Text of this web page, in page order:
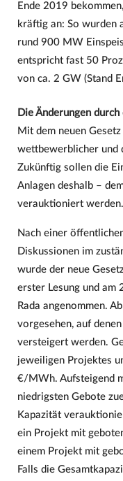
Ende 2019
kräftig an: So wurden
rund 900 MW
entspricht fast 50
von ca. 2 GW (Stand
Die Änderungen
Mit dem neuen
wettbewerblicher und
Zukünftig sollen die
Anlagen deshalb –
verauktioniert werden.
Nach einer
Diskussionen im
wurde der neue
erster Lesung und am
Rada angenommen.
vorgesehen, auf
versteigert werden.
jeweiligen Projektes
€/MWh. Aufsteigend
niedrigsten Gebote
Kapazität
ein Projekt mit
einem Projekt mit
Falls die